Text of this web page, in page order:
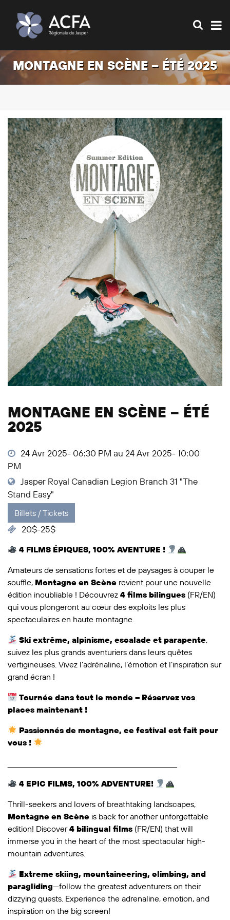
MONTAGNE EN SCÈNE – ÉTÉ 2025
MONTAGNE EN SCÈNE – ÉTÉ
2025
24 Avr 2025- 06:30 PM au 24 Avr 2025- 10:00
PM
Jasper Royal Canadian Legion Branch 31 "The
Stand Easy"
Billets / Tickets
20$-25$
4 FILMS ÉPIQUES, 100% AVENTURE !
Amateurs de sensations fortes et de paysages à couper le
souffle, Montagne en Scène revient pour une nouvelle
édition inoubliable ! Découvrez 4 films bilingues (FR/EN)
qui vous plongeront au cœur des exploits les plus
spectaculaires en haute montagne.
Ski extrême, alpinisme, escalade et parapente,
suivez les plus grands aventuriers dans leurs quêtes
vertigineuses. Vivez l’adrénaline, l’émotion et l’inspiration sur
grand écran !
Tournée dans tout le monde – Réservez vos
places maintenant !
Passionnés de montagne, ce festival est fait pour
vous !
4 EPIC FILMS, 100% ADVENTURE!
Thrill-seekers and lovers of breathtaking landscapes,
Montagne en Scène is back for another unforgettable
edition! Discover4 bilingual films (FR/EN) that will
immerse you in the heart of the most spectacular high-
mountain adventures.
Extreme skiing, mountaineering, climbing, and
paragliding—follow the greatest adventurers on their
dizzying quests. Experience the adrenaline, emotion, and
inspiration on the big screen!